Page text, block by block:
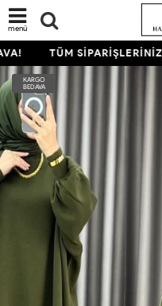
menü
TÜM
KARGO
BEDAVA